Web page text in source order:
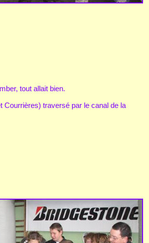
tout allait bien.
Courrières) traversé par le canal de la